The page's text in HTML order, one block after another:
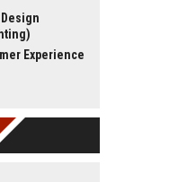
Experience